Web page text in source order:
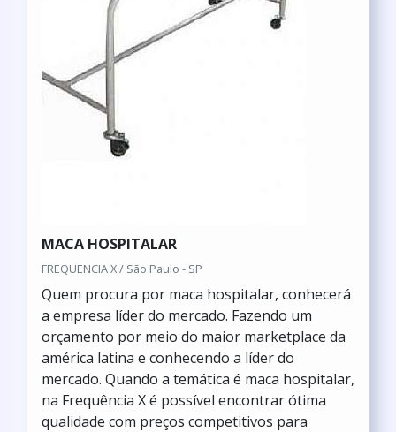
MACA HOSPITALAR
FREQUENCIA X / São Paulo - SP
Quem procura por maca hospitalar, conhecerá
a empresa líder do mercado. Fazendo um
orçamento por meio do maior marketplace da
américa latina e conhecendo a líder do
mercado. Quando a temática é maca hospitalar,
na Frequência X é possível encontrar ótima
qualidade com preços competitivos para